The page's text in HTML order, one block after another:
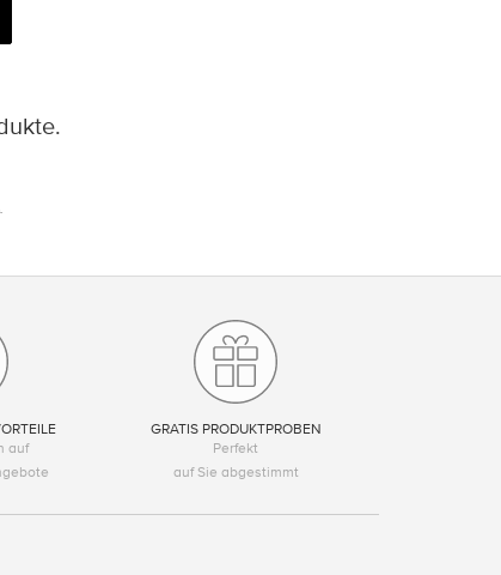
auf
GRATIS PRODUKTPROBEN
Perfekt
auf Sie abgestimmt